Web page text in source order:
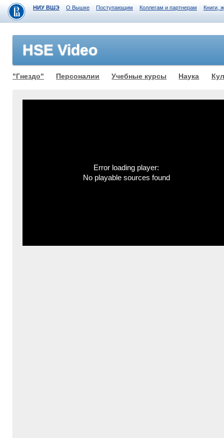
НИУ ВШЭ О Вышке Поступающим Коллегам и партнерам Книги,
HSE Video
"Гнездо" Персоналии Учебные курсы Наука
Error loading player:
No playable sources found